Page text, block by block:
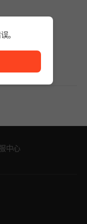
条件。
中心
。